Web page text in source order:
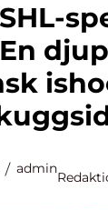
admin